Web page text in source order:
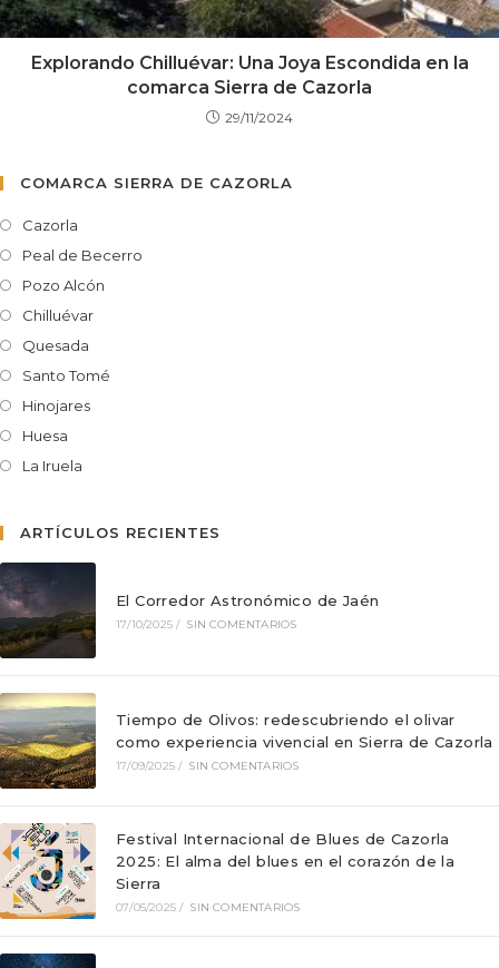
Explorando Chilluévar: Una Joya Escondida en la
comarca Sierra de Cazorla
29/11/2024
COMARCA SIERRA DE CAZORLA
Cazorla
Peal de Becerro
Pozo Alcón
Chilluévar
Quesada
Santo Tomé
Hinojares
Huesa
La Iruela
ARTÍCULOS RECIENTES
El Corredor Astronómico de Jaén
17/10/2025 / SIN COMENTARIOS
Tiempo de Olivos: redescubriendo el olivar
como experiencia vivencial en Sierra de Cazorla
17/09/2025 / SIN COMENTARIOS
Festival Internacional de Blues de Cazorla
2025: El alma del blues en el corazón de la
Sierra
07/05/2025 / SIN COMENTARIOS